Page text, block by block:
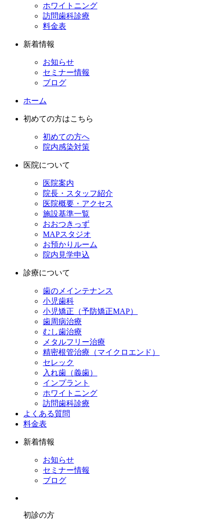
ホワイトニング
訪問歯科診療
料金表
新着情報
お知らせ
セミナー情報
ブログ
ホーム
初めての方はこちら
初めての方へ
院内感染対策
医院について
医院案内
院長・スタッフ紹介
医院概要・アクセス
施設基準一覧
おおつきっず
MAPスタジオ
お預かりルーム
院内見学申込
診療について
歯のメインテナンス
小児歯科
小児矯正（予防矯正MAP）
歯周病治療
むし歯治療
メタルフリー治療
精密根管治療（マイクロエンド）
セレック
入れ歯（義歯）
インプラント
ホワイトニング
訪問歯科診療
よくある質問
料金表
新着情報
お知らせ
セミナー情報
ブログ
初診の方